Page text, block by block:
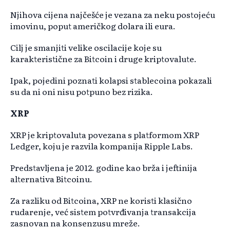
Njihova cijena najčešće je vezana za neku postojeću
imovinu, poput američkog dolara ili eura.
Cilj je smanjiti velike oscilacije koje su
karakteristične za Bitcoin i druge kriptovalute.
Ipak, pojedini poznati kolapsi stablecoina pokazali
su da ni oni nisu potpuno bez rizika.
XRP
XRP je kriptovaluta povezana s platformom XRP
Ledger, koju je razvila kompanija Ripple Labs.
Predstavljena je 2012. godine kao brža i jeftinija
alternativa Bitcoinu.
Za razliku od Bitcoina, XRP ne koristi klasično
rudarenje, već sistem potvrđivanja transakcija
zasnovan na konsenzusu mreže.